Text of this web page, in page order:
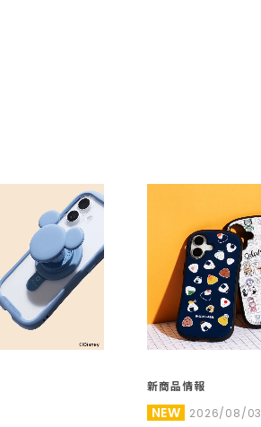
新商品情報
NEW 2026/08/03